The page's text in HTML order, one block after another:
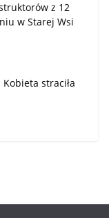
z 12
w Starej Wsi
straciła